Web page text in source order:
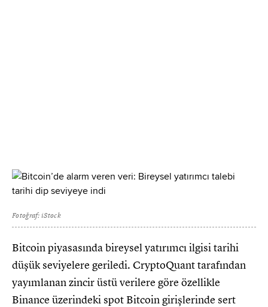
Fotoğraf: iStock
Bitcoin piyasasında bireysel yatırımcı ilgisi tarihi
düşük seviyelere geriledi. CryptoQuant tarafından
yayımlanan zincir üstü verilere göre özellikle
Binance üzerindeki spot Bitcoin girişlerinde sert